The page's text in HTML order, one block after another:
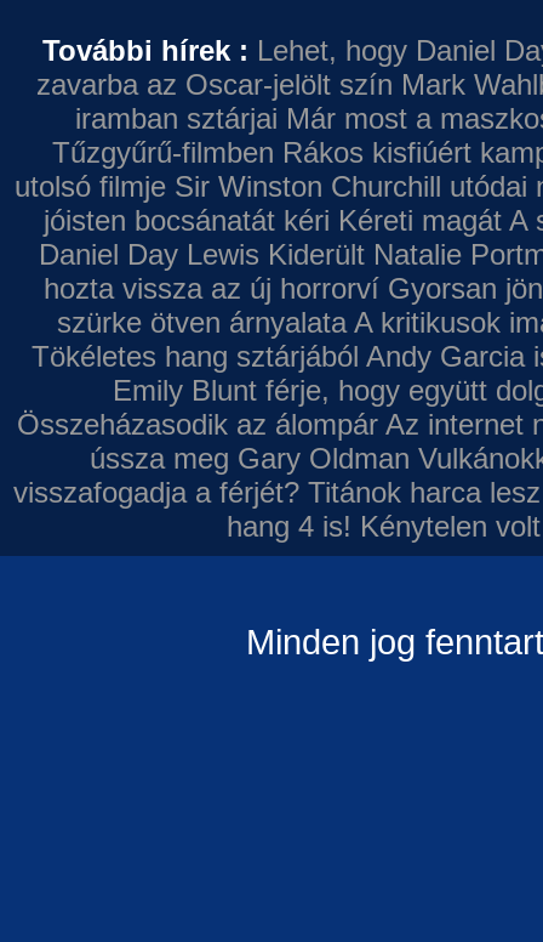
További hírek : Lehet, hogy Daniel
zavarba az Oscar-jelölt szín Mark
iramban sztárjai Már most a
Tűzgyűrű-filmben Rákos kisfiúért
utolsó filmje Sir Winston Churchill utódai
jóisten bocsánatát kéri Kéreti magát A
Daniel Day Lewis Kiderült Natalie
hozta vissza az új horrorví Gyorsan
szürke ötven árnyalata A kritikusok
Tökéletes hang sztárjából Andy Garcia
Emily Blunt férje, hogy együtt
Összeházasodik az álompár Az internet
ússza meg Gary Oldman
visszafogadja a férjét? Titánok harca
hang 4 is! Kénytelen
Minden jog